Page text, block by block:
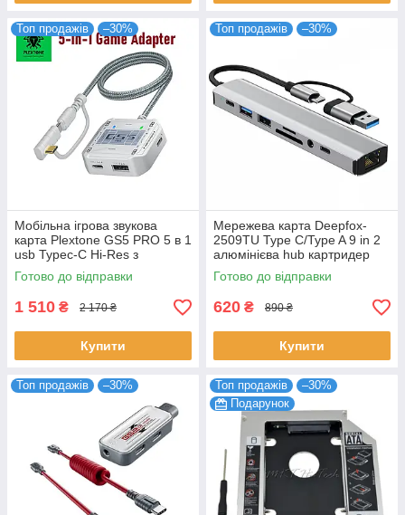
Топ продажів –30%
Мобільна ігрова звукова
карта Plextone GS5 PRO 5 в 1
usb Typec-C Hi-Res з
адаптером зарядного
пристрою
Готово до відправки
1 510 ₴ 2 170 ₴
Купити
Топ продажів –30%
Мережева карта Deepfox-
2509TU Type C/Type A 9 in 2
алюмінієва hub картридер
аудіо RJ45 мережевий
адаптер 100 Мбіт/с
Готово до відправки
620 ₴ 890 ₴
Купити
Топ продажів –30% Топ продажів
–30%
Подарунок